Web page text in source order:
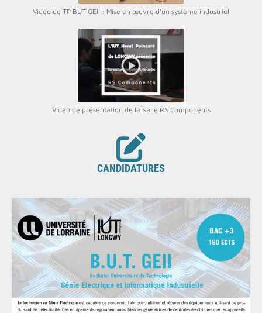
Vidéo de TP BUT GEII : Mise en œuvre d'un système industriel
Vidéo de présentation de la Salle RS Components
CANDIDATURES